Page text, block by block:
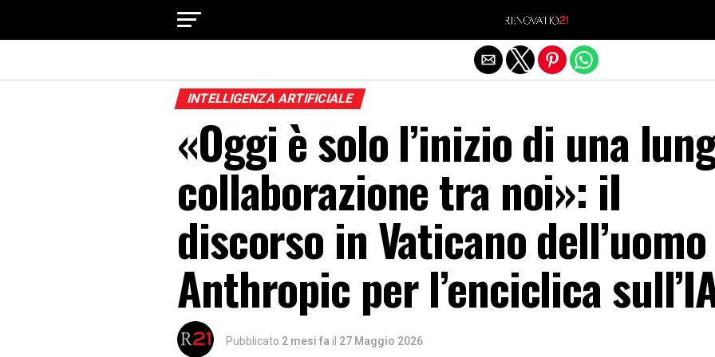
INTELLIGENZA ARTIFICIALE
«Oggi è solo l’inizio di una
collaborazione tra noi»: iI
discorso in Vaticano
Anthropic per l’enciclica
Pubblicato 2 mesi fa il 27 Maggio 2026
Exit mobile version